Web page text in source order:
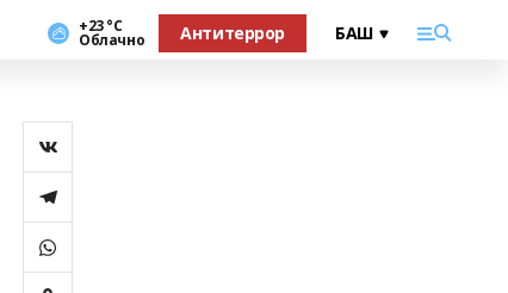
+23 °С
Облачно Антитеррор